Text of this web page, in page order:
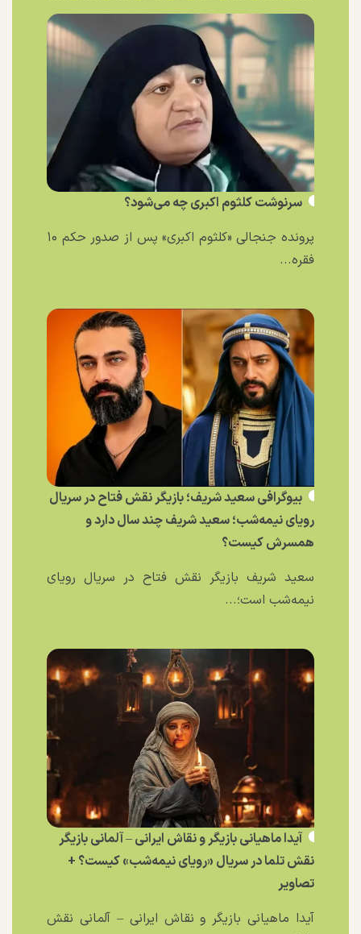
سرنوشت کلثوم اکبری چه می‌شود؟
پرونده جنجالی «کلثوم اکبری» پس از صدور حکم ۱۰
فقره...
بیوگرافی سعید شریف؛ بازیگر نقش فتاح در سریال
رویای نیمه‌شب؛ سعید شریف چند سال دارد و
همسرش کیست؟
سعید شریف بازیگر نقش فتاح در سریال رویای
نیمه‌شب است؛...
آیدا ماهیانی بازیگر و نقاش ایرانی – آلمانی بازیگر
نقش تلما در سریال «رویای نیمه‌شب» کیست؟ +
تصاویر
آیدا ماهیانی بازیگر و نقاش ایرانی – آلمانی نقش